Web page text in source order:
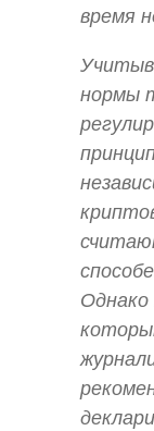
время
нормы
Однако